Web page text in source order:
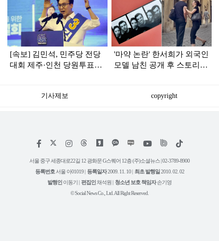
인
[속보] 김민석, 민주당 전당
대회 제주·인천 당원투표서
'마약 논란' 한서희가 외국인
모델 남친 공개 후 스토리에
기사제보 copyright
페
스
인
타
램
위
트
유
튜
틱
서울 중구 세종대로22길 12 광화문 G스퀘어 12층 (주)소셜뉴스 | 02-3789-8900
등록번호 서울 아01019 | 등록일자2009. 11. 10 | 최초 발행일2010. 02. 02
발행인 이동기 | 편집인채석원 | 청소년 보호 책임자손기영
© Social News Co., Ltd. All Right Reserved.